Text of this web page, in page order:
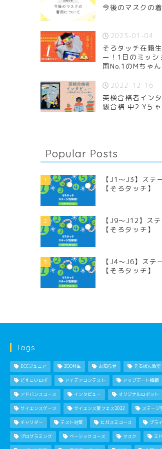
今後のマスクの
2023-01-04
そろタッチ在籍
ー！1日のミッシ
国No.1のMちゃん
2022-12-16
英検合格者イン
級合格 中2 Yち
Popular Posts
1
【J1〜J3】ステ
【そろタッチ】
2
【J9〜J12】ス
【そろタッチ】
3
【J4〜J6】ステ
【そろタッチ】
Tags
ECCジュニア ZOOM生 お知らせ そろばん教室
どすこいロボ アイデアコンテスト アップデート情報
アドバンスコース インタビュー オリジナルロボット
サイエンスゲーツ サイエンス夏フェス2022 ステージ
チャリダー テスト対策 ヒガスミコース プラ
プログラミング ベーシックコース マスク ミ